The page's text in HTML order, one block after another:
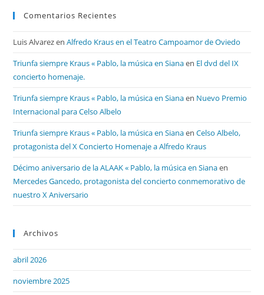
Comentarios Recientes
Luis AlvarezenAlfredo Kraus en el Teatro Campoamor de Oviedo
Triunfa siempre Kraus « Pablo, la música en Sianaen El dvd del IX
concierto homenaje.
Triunfa siempre Kraus « Pablo, la música en Sianaen Nuevo Premio
Internacional para Celso Albelo
Triunfa siempre Kraus « Pablo, la música en SianaenCelso Albelo,
protagonista del X Concierto Homenaje a Alfredo Kraus
Décimo aniversario de la ALAAK « Pablo, la música en Sianaen
Mercedes Gancedo, protagonista del concierto conmemorativo de
nuestro X Aniversario
Archivos
abril 2026
noviembre 2025